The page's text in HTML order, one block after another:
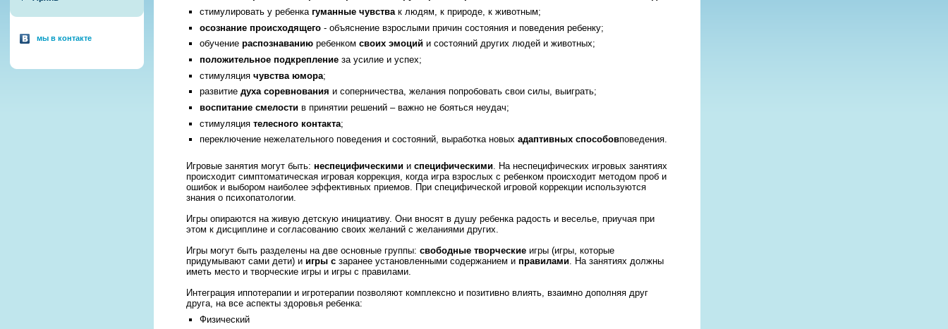
мы в контакте
стимулировать у ребенкагуманные чувствак людям, к природе, к животным;
осознание происходящего - объяснение взрослыми причин состояния и поведения ребенку;
обучениераспознаванию ребенкомсвоих эмоций и состояний других людей и животных;
положительное подкрепление за усилие и успех;
стимуляциячувства юмора;
развитиедуха соревнования и соперничества, желания попробовать свои силы, выиграть;
воспитание смелости в принятии решений – важно не бояться неудач;
стимуляциятелесного контакта;
переключение нежелательного поведения и состояний, выработка новыхадаптивных способовповедения.
Игровые занятия могут быть: неспецифическими и специфическими. На неспецифических игровых занятиях
происходит симптоматическая игровая коррекция, когда игра взрослых с ребенком происходит методом проб и
ошибок и выбором наиболее эффективных приемов. При специфической игровой коррекции используются
знания о психопатологии.
Игры опираются на живую детскую инициативу. Они вносят в душу ребенка радость и веселье, приучая при
этом к дисциплине и согласованию своих желаний с желаниями других.
Игры могут быть разделены на две основные группы: свободные творческие игры (игры, которые
придумывают сами дети) и игры с заранее установленными содержанием и правилами. На занятиях должны
иметь место и творческие игры и игры с правилами.
Интеграция иппотерапии и игротерапии позволяют комплексно и позитивно влиять, взаимно дополняя друг
друга, на все аспекты здоровья ребенка:
Физический